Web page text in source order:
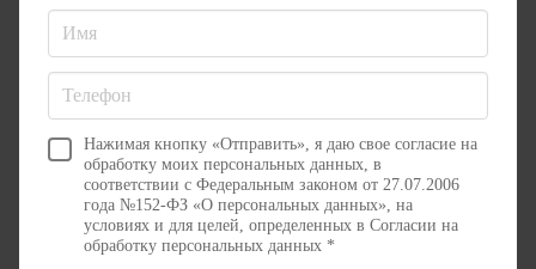
Нажимая кнопку «Отправить», я даю свое согласие на
обработку моих персональных данных, в
соответствии с Федеральным законом от 27.07.2006
года №152-ФЗ «О персональных данных», на
условиях и для целей, определенных в Согласии на
обработку персональных данных *